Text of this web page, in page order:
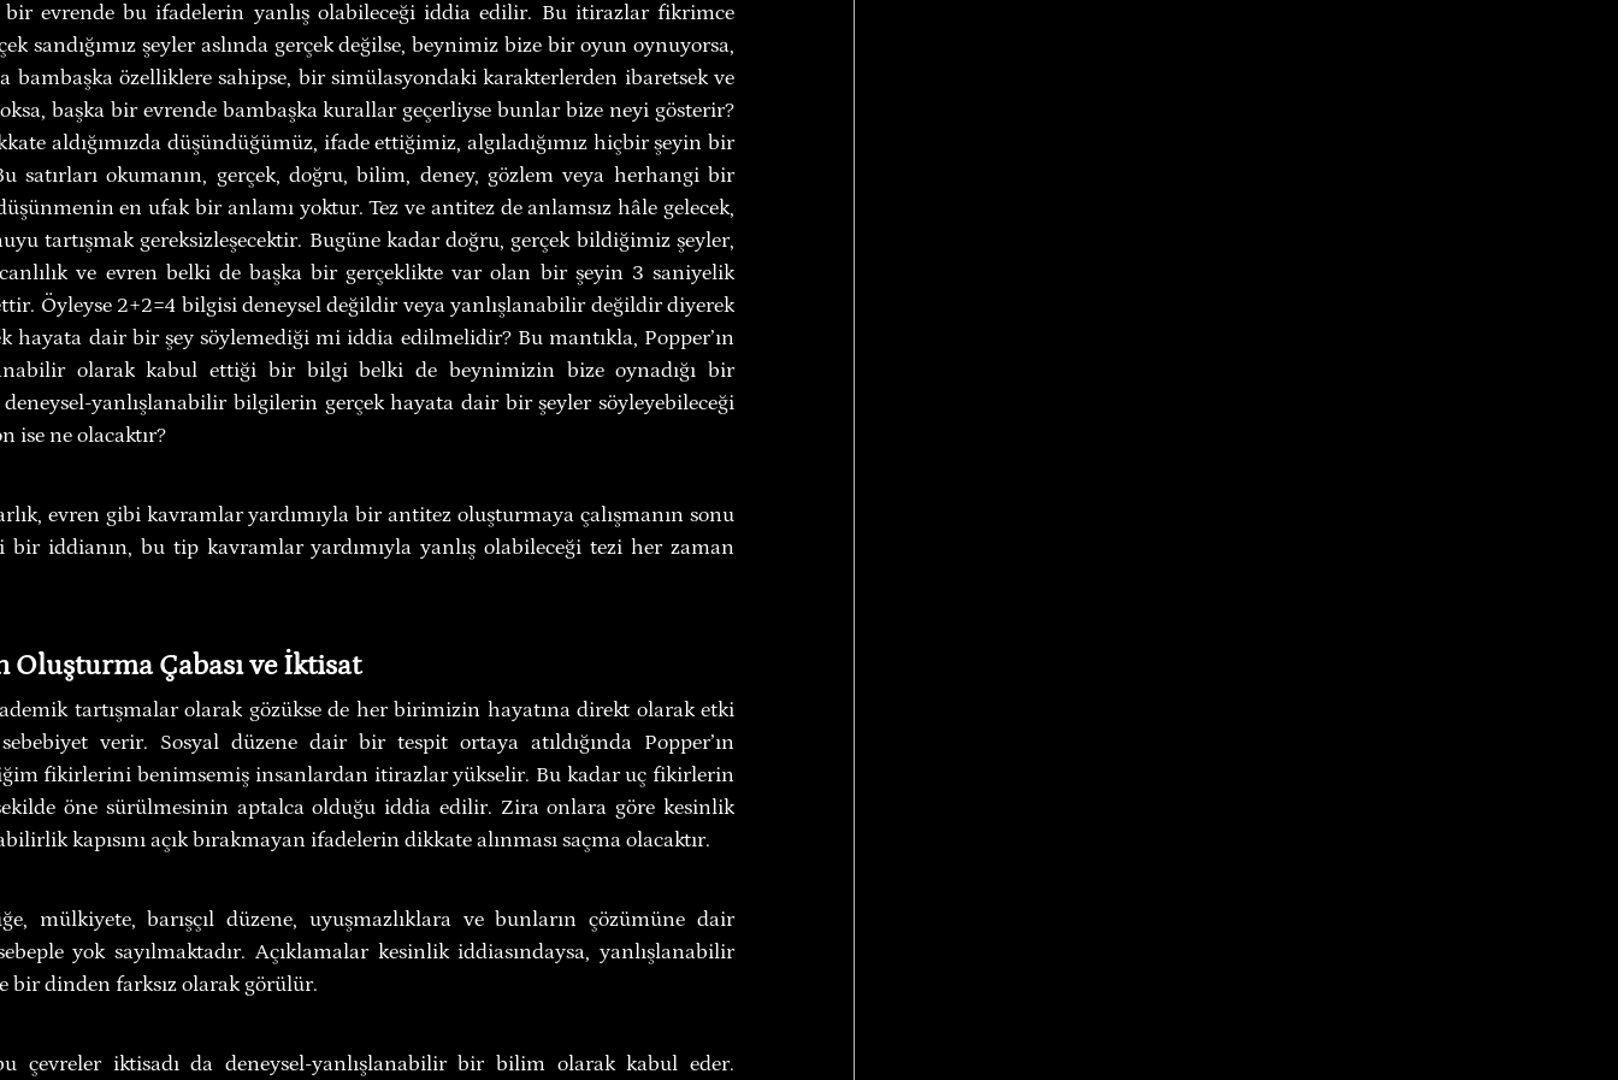
bir evrende bu ifadelerin yanlış olabileceği iddia edilir. Bu itirazlar fikrimce
sandığımız şeyler aslında gerçek değilse, beynimiz bize bir oyun oynuyorsa,
bambaşka özelliklere sahipse, bir simülasyondaki karakterlerden ibaretsek ve
başka bir evrende bambaşka kurallar geçerliyse bunlar bize neyi gösterir?
aldığımızda düşündüğümüz, ifade ettiğimiz, algıladığımız hiçbir şeyin bir
satırları okumanın, gerçek, doğru, bilim, deney, gözlem veya herhangi bir
en ufak bir anlamı yoktur. Tez ve antitez de anlamsız hâle gelecek,
tartışmak gereksizleşecektir. Bugüne kadar doğru, gerçek bildiğimiz şeyler,
ve evren belki de başka bir gerçeklikte var olan bir şeyin 3 saniyelik
Öyleyse 2+2=4 bilgisi deneysel değildir veya yanlışlanabilir değildir diyerek
hayata dair bir şey söylemediği mi iddia edilmelidir? Bu mantıkla, Popper’ın
olarak kabul ettiği bir bilgi belki de beynimizin bize oynadığı bir
deneysel-yanlışlanabilir bilgilerin gerçek hayata dair bir şeyler söyleyebileceği
ise ne olacaktır?
evren gibi kavramlar yardımıyla bir antitez oluşturmaya çalışmanın sonu
bir iddianın, bu tip kavramlar yardımıyla yanlış olabileceği tezi her zaman
Oluşturma Çabası ve İktisat
tartışmalar olarak gözükse de her birimizin hayatına direkt olarak etki
verir. Sosyal düzene dair bir tespit ortaya atıldığında Popper’ın
fikirlerini benimsemiş insanlardan itirazlar yükselir. Bu kadar uç fikirlerin
öne sürülmesinin aptalca olduğu iddia edilir. Zira onlara göre kesinlik
kapısını açık bırakmayan ifadelerin dikkate alınması saçma olacaktır.
mülkiyete, barışçıl düzene, uyuşmazlıklara ve bunların çözümüne dair
yok sayılmaktadır. Açıklamalar kesinlik iddiasındaysa, yanlışlanabilir
bir dinden farksız olarak görülür.
çevreler iktisadı da deneysel-yanlışlanabilir bir bilim olarak kabul eder.